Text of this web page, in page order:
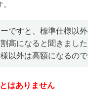
ですと、標準仕様以
高になると聞きまし
以外は高額になるの
はありません